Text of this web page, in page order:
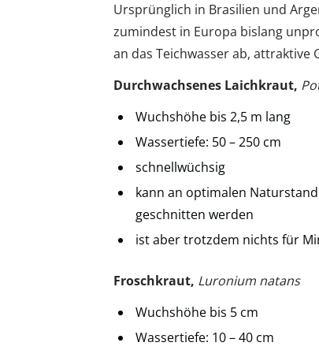
Ursprünglich in Brasilien und
zumindest in Europa bislang
an das Teichwasser ab, attraktive
Durchwachsenes Laichkraut,
Wuchshöhe bis 2,5 m lang
Wassertiefe: 50 – 250 cm
schnellwüchsig
kann an optimalen
geschnitten werden
ist aber trotzdem nichts für
Froschkraut, Luronium natans
Wuchshöhe bis 5 cm
Wassertiefe: 10 – 40 cm